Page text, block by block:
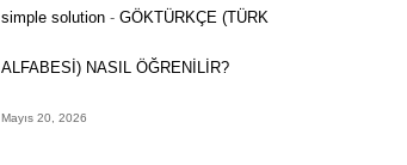
simple solution -GÖKTÜRKÇE (TÜRK
ALFABESİ) NASIL ÖĞRENİLİR?
Mayıs 20, 2026